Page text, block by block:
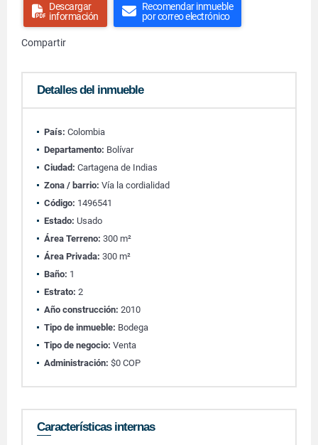
Descargar
información
Recomendar inmueble
por correo electrónico
Compartir
Detalles del inmueble
País: Colombia
Departamento: Bolívar
Ciudad: Cartagena de Indias
Zona / barrio: Vía la cordialidad
Código: 1496541
Estado: Usado
Área Terreno: 300 m²
Área Privada: 300 m²
Baño: 1
Estrato: 2
Año construcción: 2010
Tipo de inmueble: Bodega
Tipo de negocio: Venta
Administración: $0 COP
Características internas